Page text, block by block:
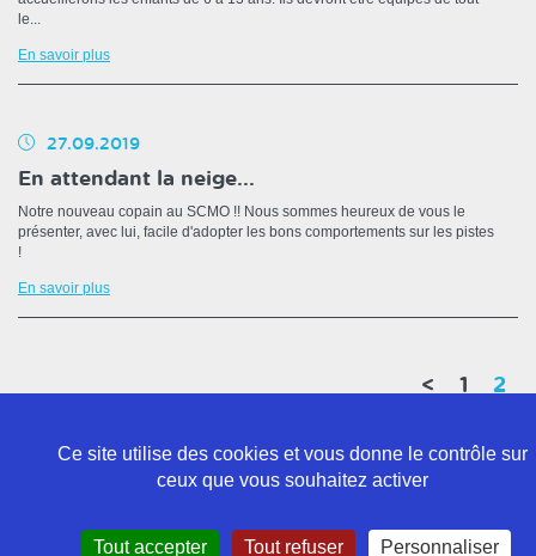
le...
En savoir plus
27.09.2019
En attendant la neige...
Notre nouveau copain au SCMO !! Nous sommes heureux de vous le
présenter, avec lui, facile d'adopter les bons comportements sur les pistes
!
En savoir plus
< 1 2
Politique de confidentialité
Ce site utilise des cookies et vous donne le contrôle sur
ceux que vous souhaitez activer
Tout accepter Tout refuser Personnaliser